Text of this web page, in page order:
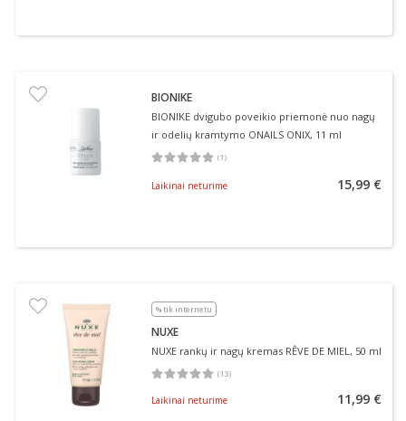
BIONIKE
BIONIKE dvigubo poveikio priemonė nuo nagų
ir odelių kramtymo ONAILS ONIX, 11 ml
(1)
Vidutinis įvertinimas 5.00
Laikinai neturime 15,99 €
% tik internetu
NUXE
NUXE rankų ir nagų kremas RÊVE DE MIEL, 50 ml
(13)
Vidutinis įvertinimas 5.00
Laikinai neturime 11,99 €